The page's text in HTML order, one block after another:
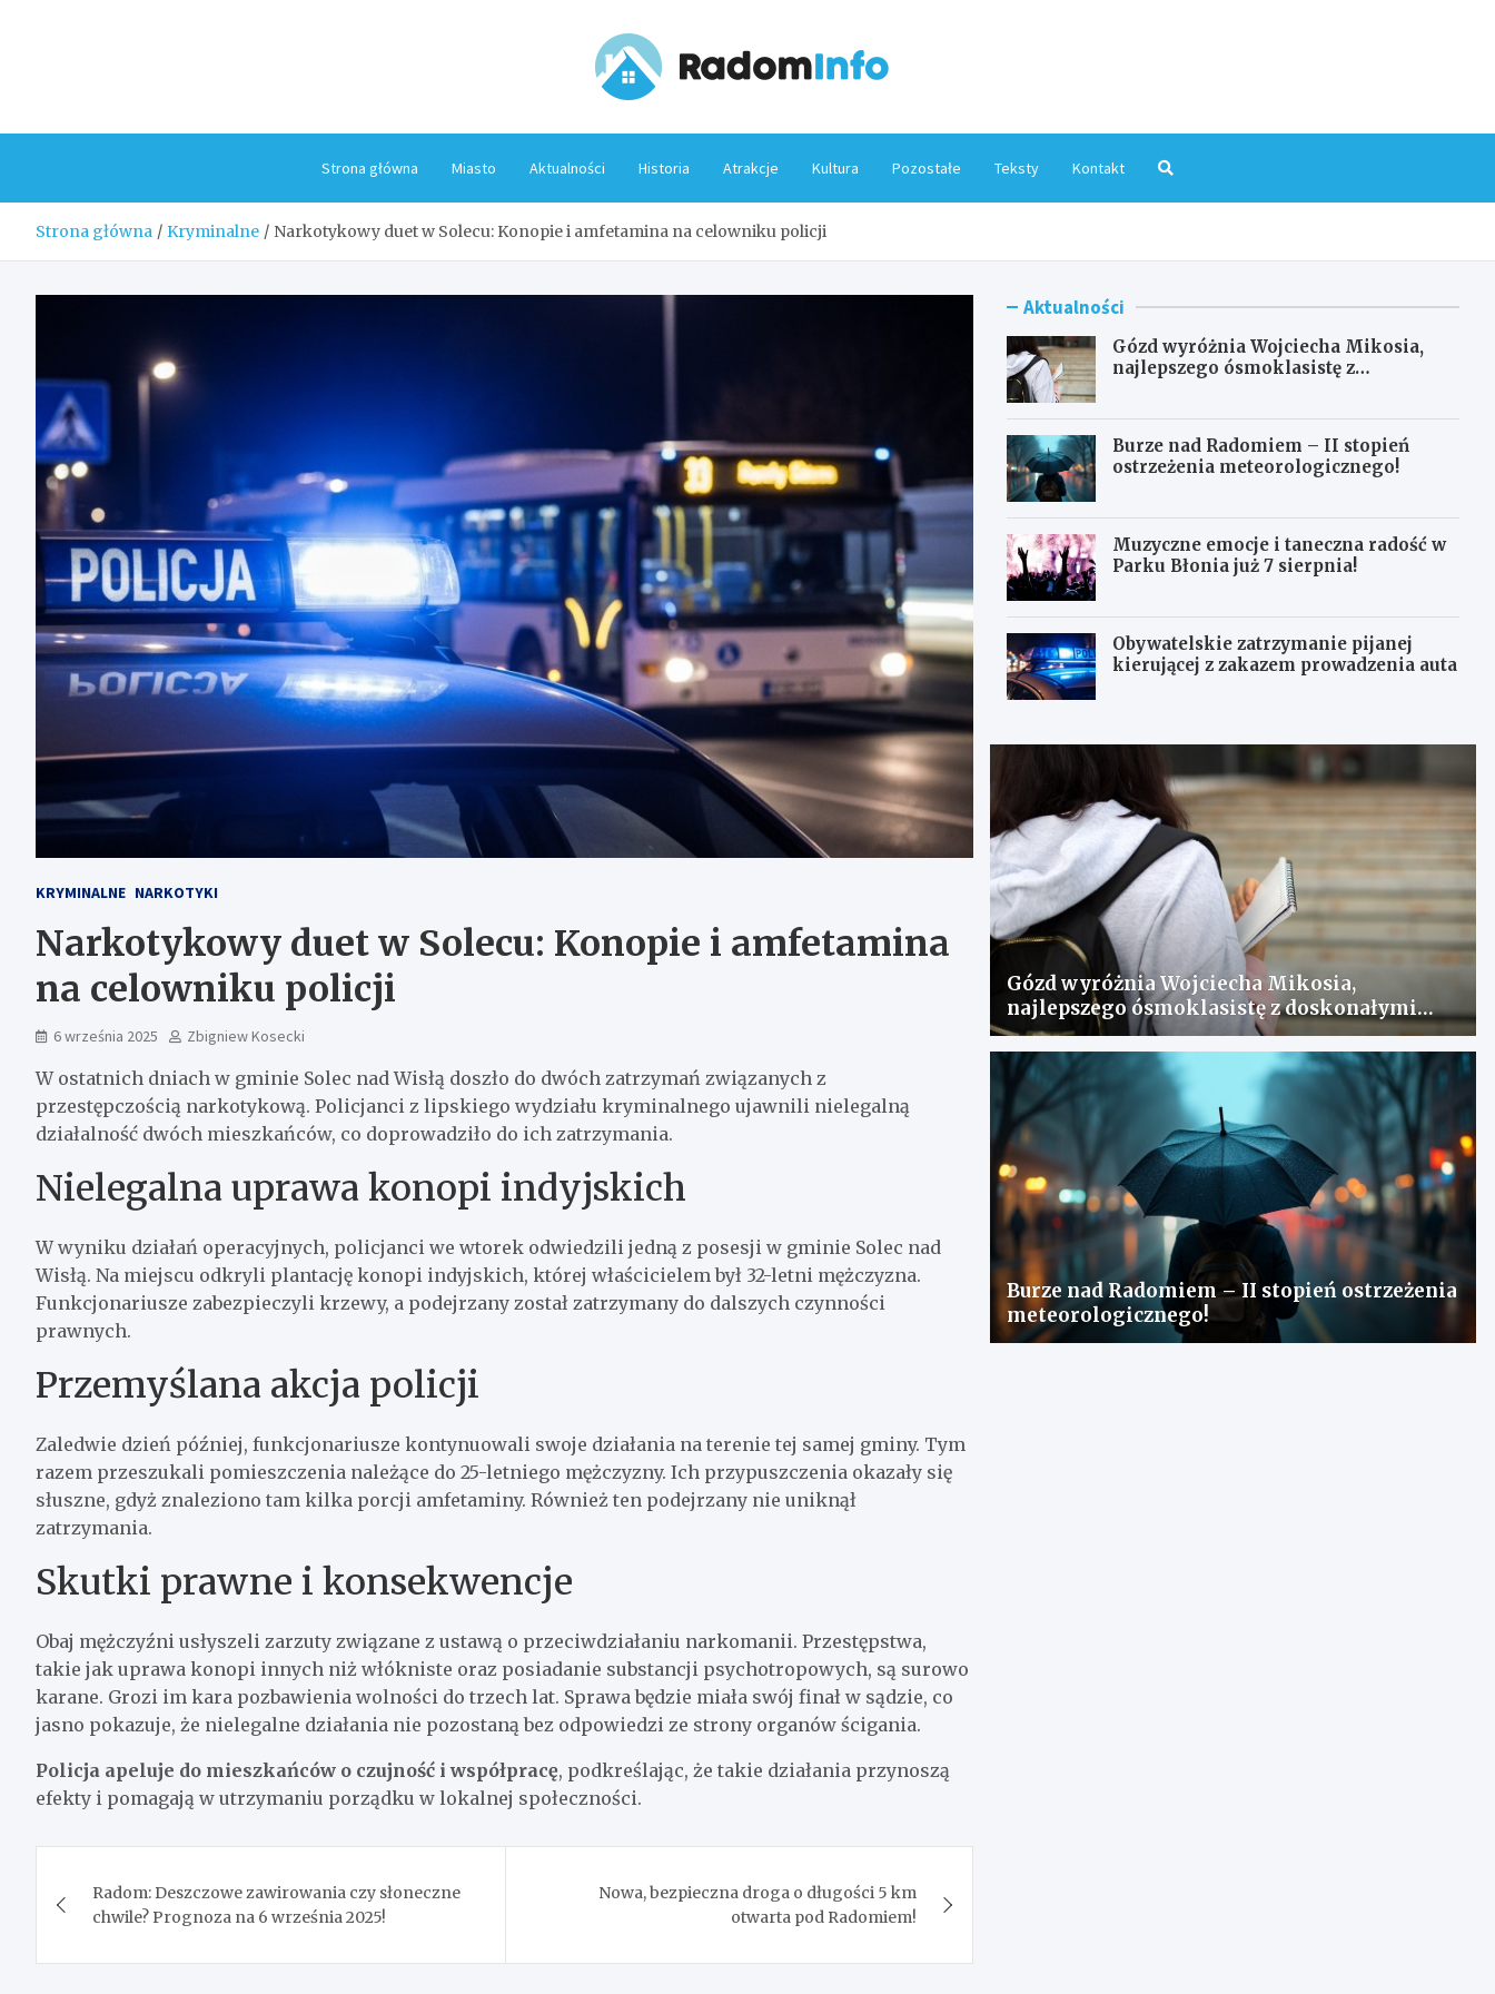
Strona główna Miasto Aktualności Historia Atrakcje Kultura Pozostałe Teksty Kontakt
Strona główna Kryminalne Narkotykowy duet w Solecu: Konopie i amfetamina na celowniku policji
KRYMINALNE NARKOTYKI
Narkotykowy duet w Solecu: Konopie i amfetamina
na celowniku policji
6 września 2025 Zbigniew Kosecki
W ostatnich dniach w gminie Solec nad Wisłą doszło do dwóch zatrzymań związanych z
przestępczością narkotykową. Policjanci z lipskiego wydziału kryminalnego ujawnili nielegalną
działalność dwóch mieszkańców, co doprowadziło do ich zatrzymania.
Nielegalna uprawa konopi indyjskich
W wyniku działań operacyjnych, policjanci we wtorek odwiedzili jedną z posesji w gminie Solec nad
Wisłą. Na miejscu odkryli plantację konopi indyjskich, której właścicielem był 32-letni mężczyzna.
Funkcjonariusze zabezpieczyli krzewy, a podejrzany został zatrzymany do dalszych czynności
prawnych.
Przemyślana akcja policji
Zaledwie dzień później, funkcjonariusze kontynuowali swoje działania na terenie tej samej gminy. Tym
razem przeszukali pomieszczenia należące do 25-letniego mężczyzny. Ich przypuszczenia okazały się
słuszne, gdyż znaleziono tam kilka porcji amfetaminy. Również ten podejrzany nie uniknął
zatrzymania.
Skutki prawne i konsekwencje
Obaj mężczyźni usłyszeli zarzuty związane z ustawą o przeciwdziałaniu narkomanii. Przestępstwa,
takie jak uprawa konopi innych niż włókniste oraz posiadanie substancji psychotropowych, są surowo
karane. Grozi im kara pozbawienia wolności do trzech lat. Sprawa będzie miała swój finał w sądzie, co
jasno pokazuje, że nielegalne działania nie pozostaną bez odpowiedzi ze strony organów ścigania.
Policja apeluje do mieszkańców o czujność i współpracę, podkreślając, że takie działania przynoszą
efekty i pomagają w utrzymaniu porządku w lokalnej społeczności.
wpisu
Radom: Deszczowe zawirowania czy słoneczne
chwile? Prognoza na 6 września 2025!
Nowa, bezpieczna droga o długości 5 km
otwarta pod Radomiem!
Aktualności
Gózd wyróżnia Wojciecha Mikosia,
najlepszego ósmoklasistę z
Burze nad Radomiem – II stopień
ostrzeżenia meteorologicznego!
Muzyczne emocje i taneczna radość w
Parku Błonia już 7 sierpnia!
Obywatelskie zatrzymanie pijanej
kierującej z zakazem prowadzenia auta
Gózd wyróżnia Wojciecha Mikosia,
najlepszego ósmoklasistę z doskonałymi
wynikami!
Burze nad Radomiem – II stopień ostrzeżenia
meteorologicznego!